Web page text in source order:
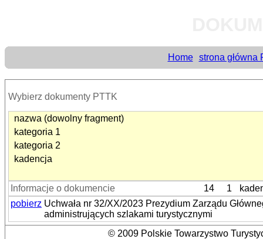
Home strona główna
Wybierz dokumenty PTTK
nazwa (dowolny fragment)
kategoria 1
kategoria 2
kadencja
Informacje o dokumencie 14 1
pobierz Uchwała nr 32/XX/2023 Prezydium Zarządu
administrujących szlakami turystycznymi
© 2009 Polskie Towarzystwo